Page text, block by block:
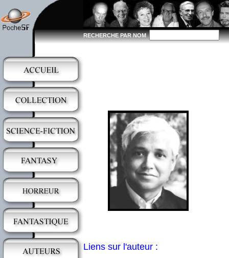
RECHERCHE PAR NOM
Liens sur l'auteur :